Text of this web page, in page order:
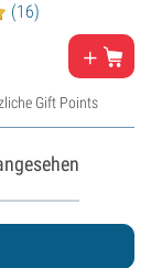
(16)
Gift Points